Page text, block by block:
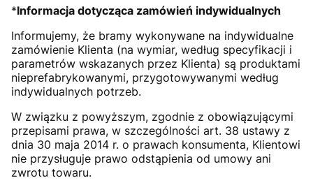
*Informacja dotycząca zamówień indywidualnych
Informujemy, że bramy wykonywane na indywidualne
zamówienie Klienta (na wymiar, według specyfikacji i
parametrów wskazanych przez Klienta) są produktami
nieprefabrykowanymi, przygotowywanymi według
indywidualnych potrzeb.
W związku z powyższym, zgodnie z obowiązującymi
przepisami prawa, w szczególności art. 38 ustawy z
dnia 30 maja 2014 r. o prawach konsumenta, Klientowi
nie przysługuje prawo odstąpienia od umowy ani
zwrotu towaru.